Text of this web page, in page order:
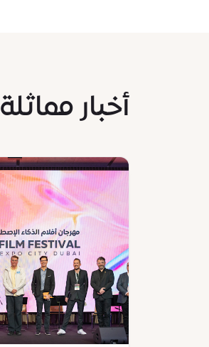
News
مهرجان
أفلام
الذكاء
الاصطناعي
في
مدينة
إكسبو
يتوّج
كوريا
أخبار مماثلة